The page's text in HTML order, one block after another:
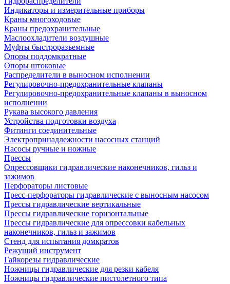
Индикаторы и измерительные приборы
Краны многоходовые
Краны предохранительные
Маслоохладители воздушные
Муфты быстроразъемные
Опоры поддомкратные
Опоры штоковые
Распределители в выносном исполнении
Регулировочно-предохранительные клапаны
Регулировочно-предохранительные клапаны в выносном
исполнении
Рукава высокого давления
Устройства подготовки воздуха
Фитинги соединительные
Электропринадлежности насосных станций
Насосы ручные и ножные
Прессы
Опрессовщики гидравлические наконечников, гильз и
зажимов
Перфораторы листовые
Пресс-перфораторы гидравлические с выносным насосом
Прессы гидравлические вертикальные
Прессы гидравлические горизонтальные
Прессы гидравлические для опрессовки кабельных
наконечников, гильз и зажимов
Стенд для испытания домкратов
Режущий инструмент
Гайкорезы гидравлические
Ножницы гидравлические для резки кабеля
Ножницы гидравлические пистолетного типа